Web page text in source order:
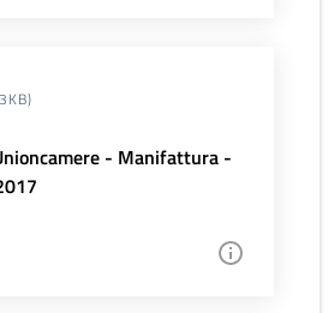
- Manifattura -